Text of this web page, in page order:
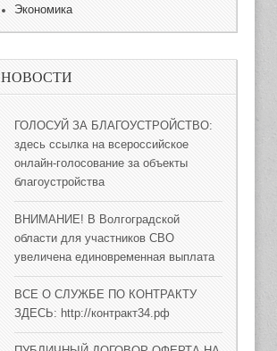
Экономика
НОВОСТИ
ГОЛОСУЙ ЗА БЛАГОУСТРОЙСТВО:
здесь ссылка на всероссийское
онлайн-голосование за объекты
благоустройства
ВНИМАНИЕ! В Волгоградской
области для участников СВО
увеличена единовременная выплата
ВСЕ О СЛУЖБЕ ПО КОНТРАКТУ
ЗДЕСЬ: http://контракт34.рф